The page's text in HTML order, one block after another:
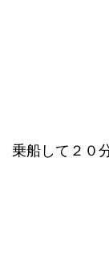
乗船して２０